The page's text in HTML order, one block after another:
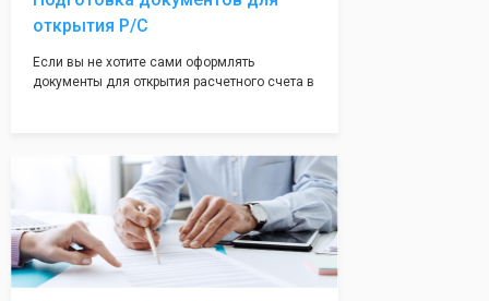
открытия Р/С
Если вы не хотите сами оформлять
документы для открытия расчетного счета в
открытия счета, с минимальным затратом
вашего времени и сил!